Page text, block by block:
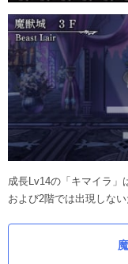
成長Lv14の「キマイラ」
および2階では出現しな